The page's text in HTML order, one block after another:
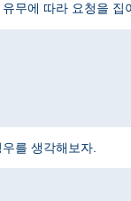
무에 따라 요청을 집
를 생각해보자.